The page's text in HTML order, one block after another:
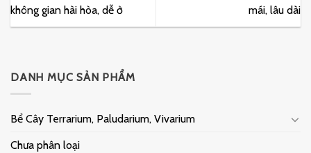
không gian hài hòa, dễ ở
mái, lâu dài
DANH MỤC SẢN PHẨM
Bể Cây Terrarium, Paludarium, Vivarium
Chưa phân loại